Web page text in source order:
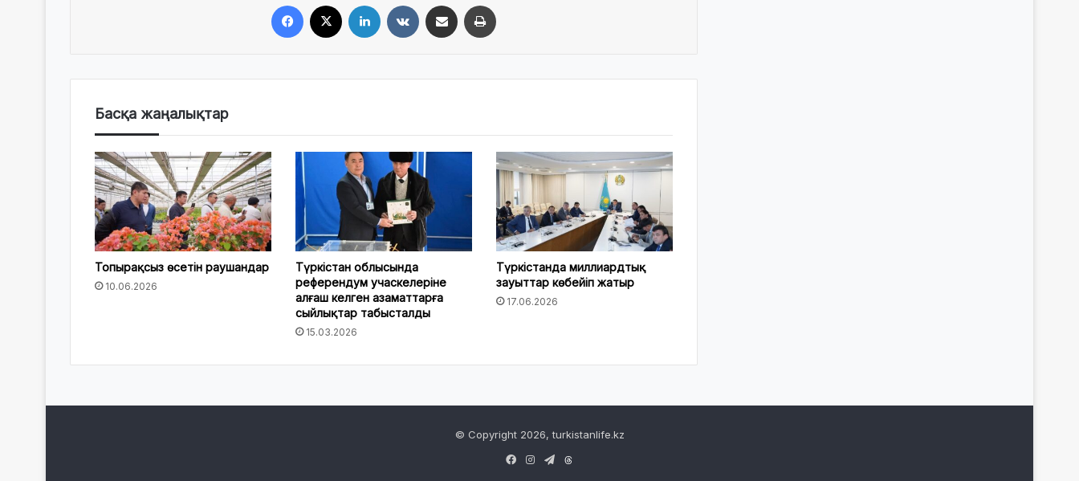
Басқа жаңалықтар
Топырақсыз өсетін раушандар
10.06.2026
Түркістан облысында
референдум учаскелеріне
алғаш келген азаматтарға
сыйлықтар табысталды
15.03.2026
Түркістанда миллиардтық
зауыттар көбейіп жатыр
17.06.2026
© Copyright 2026, turkistanlife.kz
Facebook
Instagram
Telegram